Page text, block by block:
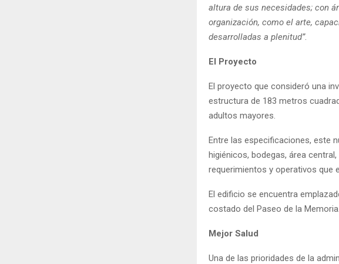
altura de sus necesidades; con
organización, como el arte,
desarrolladas a plenitud”.
El Proyecto
El proyecto que consideró una
estructura de 183 metros
adultos mayores.
Entre las especificaciones, este
higiénicos, bodegas, área
requerimientos y operativos que
El edificio se encuentra
costado del Paseo de la Memoria.
Mejor Salud
Una de las prioridades de la